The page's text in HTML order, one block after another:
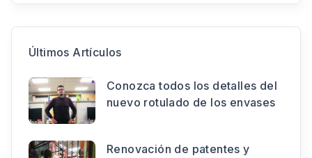
Últimos Artículos
Conozca todos los detalles del
nuevo rotulado de los envases
Renovación de patentes y